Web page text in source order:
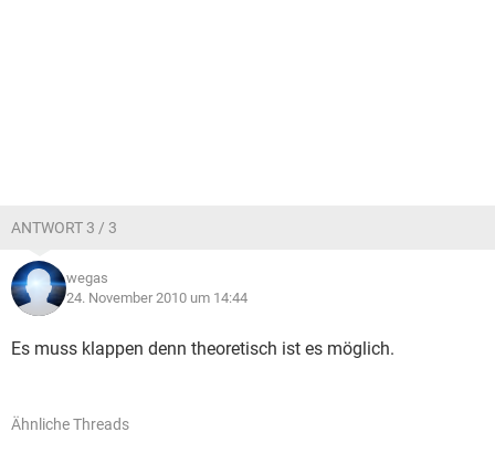
ANTWORT 3 / 3
wegas
24. November 2010 um 14:44
Es muss klappen denn theoretisch ist es möglich.
Ähnliche Threads